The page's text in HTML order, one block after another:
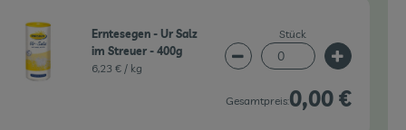
ändern
Erntesegen - Ur Salz
im Streuer - 400g
6,23 € / kg
Stück
Artikelanzahl verringern
Gesamtpreis:0,00 €